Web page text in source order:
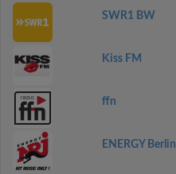
SWR1 BW
Kiss FM
ffn
ENERGY Berlin